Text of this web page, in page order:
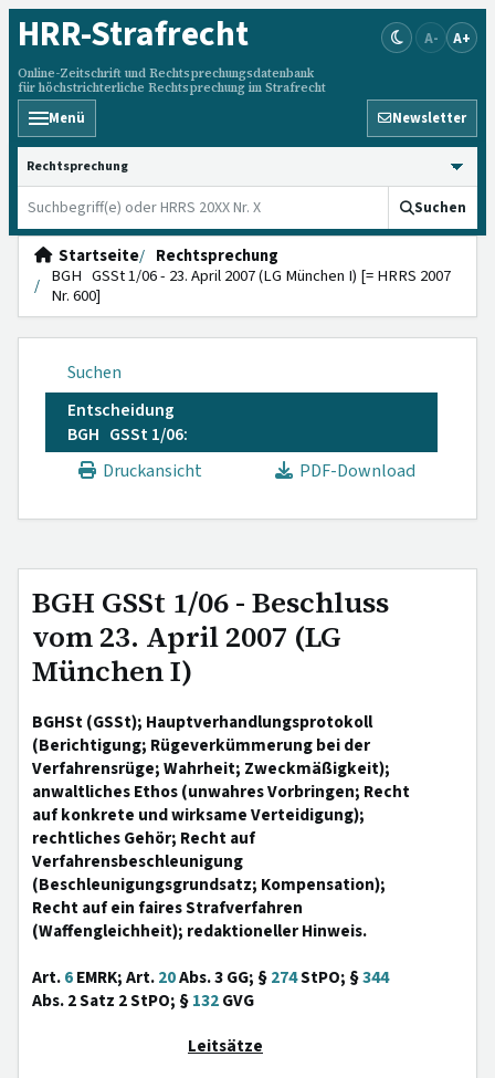
HRR-Strafrecht
Online-Zeitschrift und Rechtsprechungsdatenbank
für höchstrichterliche Rechtsprechung im Strafrecht
A- A+
Menü Newsletter
HRRS durchsuchen
Suchen
Startseite
Rechtsprechung
BGH GSSt 1/06 - 23. April 2007 (LG München I) [= HRRS 2007
Nr. 600]
Suchen
Entscheidung
BGH GSSt 1/06:
Druckansicht
PDF-Download
BGH GSSt 1/06 - Beschluss
vom 23. April 2007 (LG
München I)
BGHSt (GSSt); Hauptverhandlungsprotokoll
(Berichtigung; Rügeverkümmerung bei der
Verfahrensrüge; Wahrheit; Zweckmäßigkeit);
anwaltliches Ethos (unwahres Vorbringen; Recht
auf konkrete und wirksame Verteidigung);
rechtliches Gehör; Recht auf
Verfahrensbeschleunigung
(Beschleunigungsgrundsatz; Kompensation);
Recht auf ein faires Strafverfahren
(Waffengleichheit); redaktioneller Hinweis.
Art.6EMRK; Art.20Abs. 3 GG; §274StPO; §344
Abs. 2 Satz 2 StPO; §132GVG
Leitsätze